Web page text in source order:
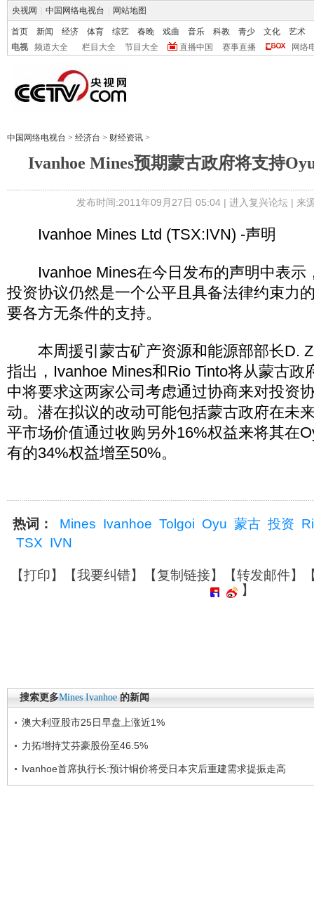
央视网 中国网络电视台 网站地图
首页 新闻 经济 体育 综艺 春晚 戏曲 音乐 科教 青少 文化
艺术
电视
频道大全 栏目大全 节目大全 直播中国 赛事直播 网络
中国网络电视台 > 经济台 > 财经资讯 >
Ivanhoe Mines预期蒙古政府将支持
发布时间:2011年09月27日 05:04 | 进入复兴论坛| 来
Ivanhoe Mines Ltd (TSX:IVN) -声明
Ivanhoe Mines在今日发布的声明中表示
投资协议仍然是一个公平且具备法律约束力
要各方无条件的支持。
本周援引蒙古矿产资源和能源部部长D.
指出，Ivanhoe Mines和Rio Tinto将从蒙古政
中将要求这两家公司考虑通过协商来对投资
动。潜在拟议的改动可能包括蒙古政府在未
平市场价值通过收购另外16%权益来将其在
有的34%权益增至50%。
热词： Mines Ivanhoe Tolgoi Oyu 蒙古 投资
TSX IVN
【打印】【我要纠错】【复制链接】【转发邮件】
】
搜索更多Mines Ivanhoe 的新闻
澳大利亚股市25日早盘上涨近1%
力拓增持艾芬豪股份至46.5%
Ivanhoe首席执行长:预计铜价将受日本灾后重建需求提振走高